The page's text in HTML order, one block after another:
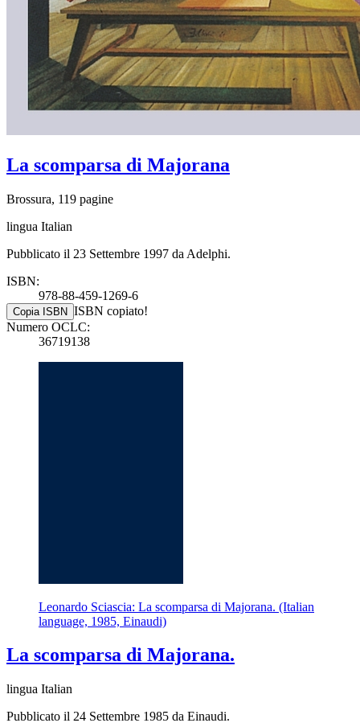
La scomparsa di Majorana
Brossura, 119 pagine
lingua Italian
Pubblicato il 23 Settembre 1997 da Adelphi.
ISBN:
978-88-459-1269-6
Copia ISBN ISBN copiato!
Numero OCLC:
36719138
Leonardo Sciascia: La scomparsa di Majorana. (Italian
language, 1985, Einaudi)
La scomparsa di Majorana.
lingua Italian
Pubblicato il 24 Settembre 1985 da Einaudi.